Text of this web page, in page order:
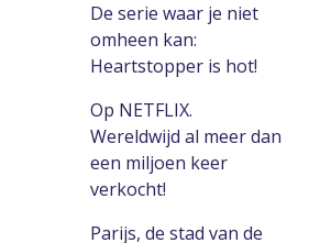
De serie waar je niet
omheen kan:
Heartstopper is hot!
Op NETFLIX.
Wereldwijd al meer dan
een miljoen keer
verkocht!
Parijs, de stad van de